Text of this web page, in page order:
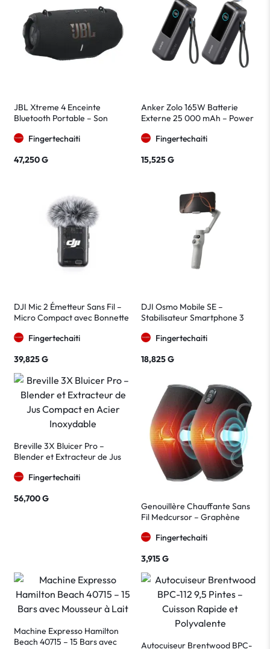
JBL Xtreme 4 Enceinte
Bluetooth Portable – Son
Fingertechaiti
47,250G
Anker Zolo 165W Batterie
Externe 25 000 mAh – Power
Fingertechaiti
15,525G
DJI Mic 2 Émetteur Sans Fil –
Micro Compact avec Bonnette
Fingertechaiti
39,825G
DJI Osmo Mobile SE –
Stabilisateur Smartphone 3
Fingertechaiti
18,825G
Breville 3X Bluicer Pro –
Blender et Extracteur de Jus
Fingertechaiti
56,700G
Genouillère Chauffante Sans
Fil Medcursor – Graphène
Fingertechaiti
3,915G
Machine Expresso Hamilton
Beach 40715 – 15 Bars avec
Autocuiseur Brentwood BPC-